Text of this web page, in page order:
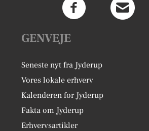
GENVEJE
Seneste nyt fra Jyderup
Vores lokale erhverv
Kalenderen for Jyderup
Fakta om Jyderup
Erhvervsartikler